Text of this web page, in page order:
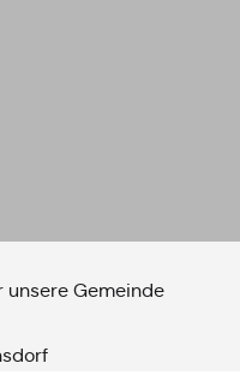
unsere Gemeinde